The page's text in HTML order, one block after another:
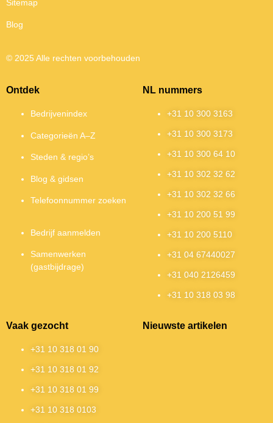
Sitemap
Blog
© 2025 Alle rechten voorbehouden
Ontdek
Bedrijvenindex
Categorieën A–Z
Steden & regio’s
Blog & gidsen
Telefoonnummer zoeken
Bedrijf aanmelden
Samenwerken
(gastbijdrage)
NL nummers
+31 10 300 3163
+31 10 300 3173
+31 10 300 64 10
+31 10 302 32 62
+31 10 302 32 66
+31 10 200 51 99
+31 10 200 5110
+31 04 67440027
+31 040 2126459
+31 10 318 03 98
Vaak gezocht
+31 10 318 01 90
+31 10 318 01 92
+31 10 318 01 99
+31 10 318 0103
Nieuwste artikelen